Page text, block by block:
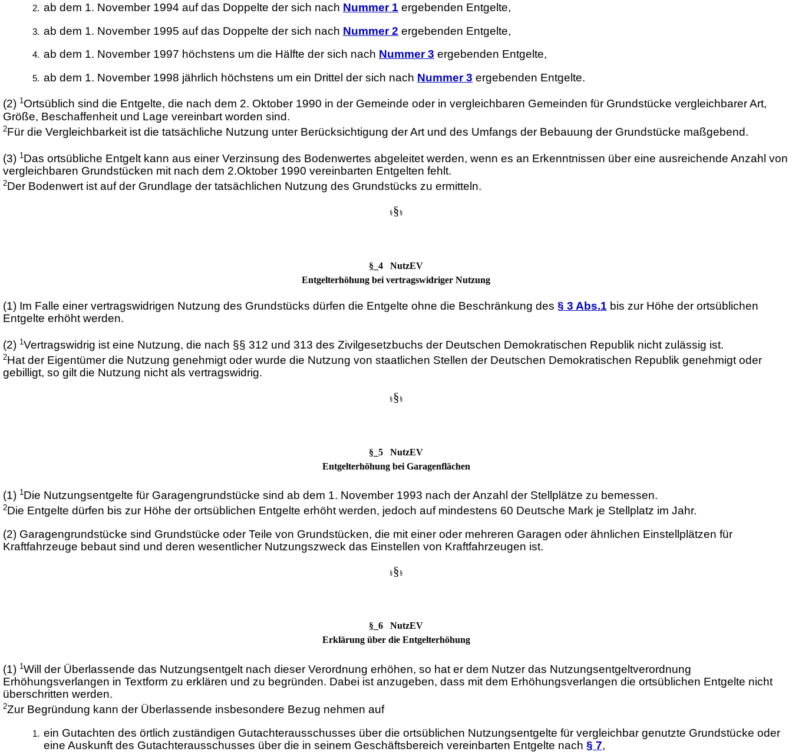
ab dem 1. November 1994 auf das Doppelte der sich nach Nummer 1 ergebenden Entgelte,
ab dem 1. November 1995 auf das Doppelte der sich nach Nummer 2 ergebenden Entgelte,
ab dem 1. November 1997 höchstens um die Hälfte der sich nach Nummer 3 ergebenden Entgelte,
ab dem 1. November 1998 jährlich höchstens um ein Drittel der sich nach Nummer 3 ergebenden Entgelte.
(2) 1Ortsüblich sind die Entgelte, die nach dem 2. Oktober 1990 in der Gemeinde oder in vergleichbaren Gemeinden für Grundstücke vergleichbarer Art,
Größe, Beschaffenheit und Lage vereinbart worden sind.
2Für die Vergleichbarkeit ist die tatsächliche Nutzung unter Berücksichtigung der Art und des Umfangs der Bebauung der Grundstücke maßgebend.
(3) 1Das ortsübliche Entgelt kann aus einer Verzinsung des Bodenwertes abgeleitet werden, wenn es an Erkenntnissen über eine ausreichende Anzahl von
vergleichbaren Grundstücken mit nach dem 2.Oktober 1990 vereinbarten Entgelten fehlt.
2Der Bodenwert ist auf der Grundlage der tatsächlichen Nutzung des Grundstücks zu ermitteln.
§§ §
§_4 NutzEV
Entgelterhöhung bei vertragswidriger Nutzung
(1) Im Falle einer vertragswidrigen Nutzung des Grundstücks dürfen die Entgelte ohne die Beschränkung des § 3 Abs.1 bis zur Höhe der ortsüblichen
Entgelte erhöht werden.
(2) 1Vertragswidrig ist eine Nutzung, die nach §§ 312 und 313 des Zivilgesetzbuchs der Deutschen Demokratischen Republik nicht zulässig ist.
2Hat der Eigentümer die Nutzung genehmigt oder wurde die Nutzung von staatlichen Stellen der Deutschen Demokratischen Republik genehmigt oder
gebilligt, so gilt die Nutzung nicht als vertragswidrig.
§§ §
§_5 NutzEV
Entgelterhöhung bei Garagenflächen
(1) 1Die Nutzungsentgelte für Garagengrundstücke sind ab dem 1. November 1993 nach der Anzahl der Stellplätze zu bemessen.
2Die Entgelte dürfen bis zur Höhe der ortsüblichen Entgelte erhöht werden, jedoch auf mindestens 60 Deutsche Mark je Stellplatz im Jahr.
(2) Garagengrundstücke sind Grundstücke oder Teile von Grundstücken, die mit einer oder mehreren Garagen oder ähnlichen Einstellplätzen für
Kraftfahrzeuge bebaut sind und deren wesentlicher Nutzungszweck das Einstellen von Kraftfahrzeugen ist.
§§ §
§_6 NutzEV
Erklärung über die Entgelterhöhung
(1) 1Will der Überlassende das Nutzungsentgelt nach dieser Verordnung erhöhen, so hat er dem Nutzer das Nutzungsentgeltverordnung
Erhöhungsverlangen in Textform zu erklären und zu begründen. Dabei ist anzugeben, dass mit dem Erhöhungsverlangen die ortsüblichen Entgelte nicht
überschritten werden.
2Zur Begründung kann der Überlassende insbesondere Bezug nehmen auf
ein Gutachten des örtlich zuständigen Gutachterausschusses über die ortsüblichen Nutzungsentgelte für vergleichbar genutzte Grundstücke oder
eine Auskunft des Gutachterausschusses über die in seinem Geschäftsbereich vereinbarten Entgelte nach § 7,